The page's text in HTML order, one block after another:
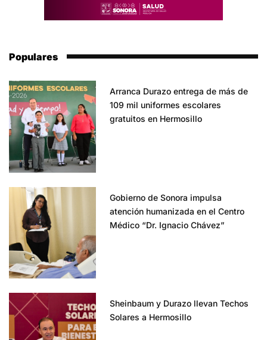
Populares
Arranca Durazo entrega de más de
109 mil uniformes escolares
gratuitos en Hermosillo
Gobierno de Sonora impulsa
atención humanizada en el Centro
Médico “Dr. Ignacio Chávez”
Sheinbaum y Durazo llevan Techos
Solares a Hermosillo